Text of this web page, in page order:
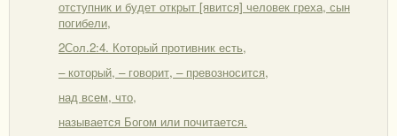
отступник и будет открыт [явится] человек греха, сын
погибели,
2Сол.2:4. Который противник есть,
– который, – говорит, – превозносится,
над всем, что,
называется Богом или почитается.